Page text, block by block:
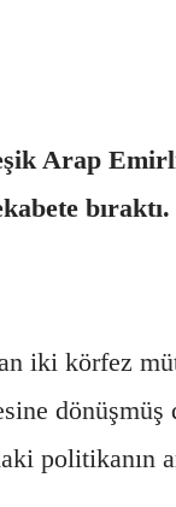
Arap
bıraktı.
iki körfez
dönüşmüş
politikanın